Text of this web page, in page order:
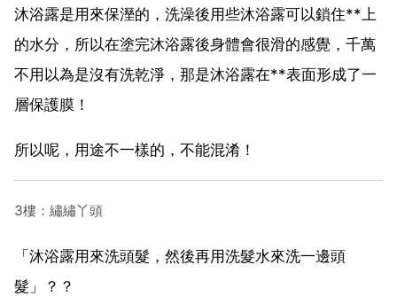
沐浴露是用來保溼的，洗澡後用些沐浴露可以鎖住**上
的水分，所以在塗完沐浴露後身體會很滑的感覺，千萬
不用以為是沒有洗乾淨，那是沐浴露在**表面形成了一
層保護膜！
所以呢，用途不一樣的，不能混淆！
3樓：繡繡丫頭
「沐浴露用來洗頭髮，然後再用洗髮水來洗一邊頭
髮」？？